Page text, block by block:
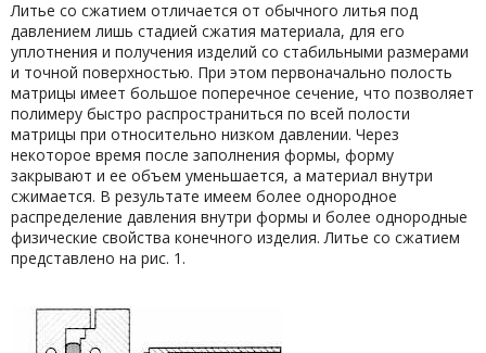
Литье со сжатием отличается от обычного литья под
давлением лишь стадией сжатия материала, для его
уплотнения и получения изделий со стабильными размерами
и точной поверхностью. При этом первоначально полость
матрицы имеет большое поперечное сечение, что позволяет
полимеру быстро распространиться по всей полости
матрицы при относительно низком давлении. Через
некоторое время после заполнения формы, форму
закрывают и ее объем уменьшается, а материал внутри
сжимается. В результате имеем более однородное
распределение давления внутри формы и более однородные
физические свойства конечного изделия. Литье со сжатием
представлено на рис. 1.